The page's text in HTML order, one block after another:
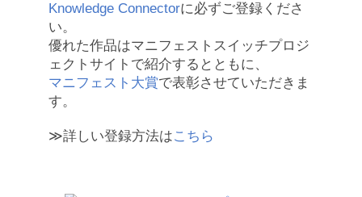
Knowledge Connectorに必ずご登録くださ
い。
優れた作品はマニフェストスイッチプロジ
ェクトサイトで紹介するとともに、
マニフェスト大賞で表彰させていただきま
す。
≫詳しい登録方法はこちら